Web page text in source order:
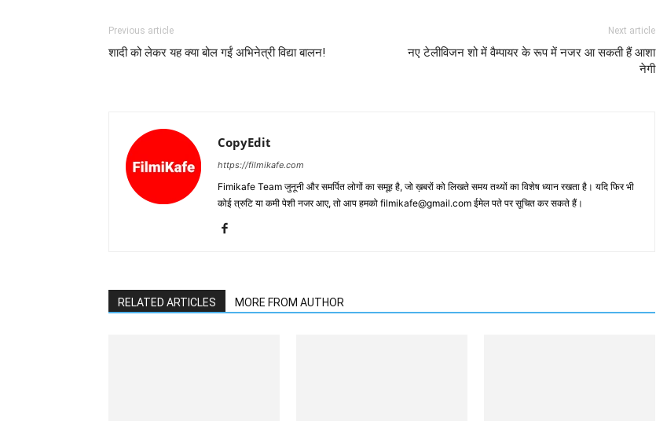
Previous article
शादी को लेकर यह क्या बोल गईं अभिनेत्री ​विद्या बालन!
Next article
नए टेलीविजन शो में वैम्पायर के रूप में नजर आ सकती हैं आशा
नेगी
CopyEdit
https://filmikafe.com
Fimikafe Team जुनूनी और समर्पित लोगों का समूह है, जो ख़बरों को लिखते समय तथ्‍यों का विशेष ध्‍यान रखता है। यदि फिर भी
कोई त्रुटि या कमी पेशी नजर आए, तो आप हमको filmikafe@gmail.com ईमेल पते पर सूचित कर सकते हैं।
RELATED ARTICLES MORE FROM AUTHOR